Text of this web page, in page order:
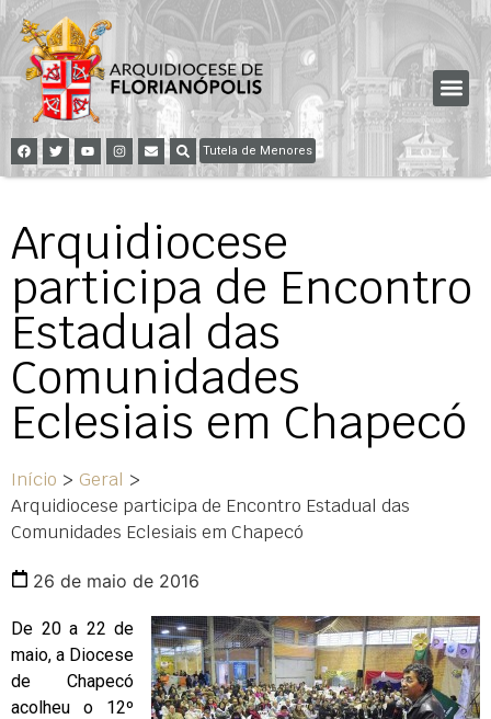
Tutela de Menores
Arquidiocese
participa de Encontro
Estadual das
Comunidades
Eclesiais em Chapecó
Início > Geral >
Arquidiocese participa de Encontro Estadual das
Comunidades Eclesiais em Chapecó
26 de maio de 2016
De 20 a 22 de
maio, a Diocese
de Chapecó
acolheu o 12º